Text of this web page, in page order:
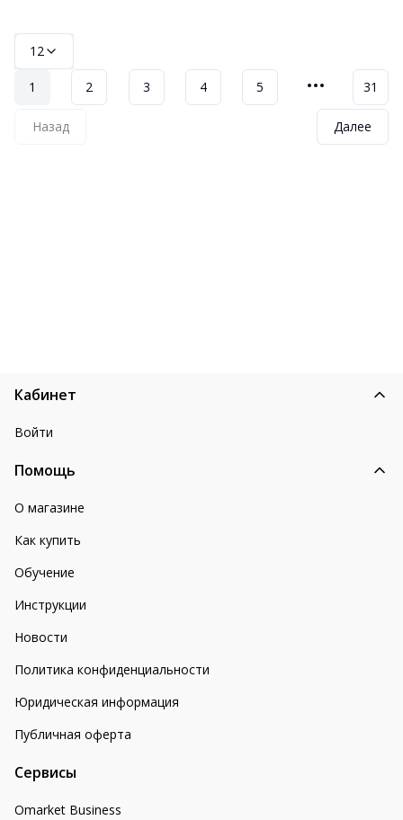
12
Назад
1 2 3 4 5 31
Далее
Кабинет
Войти
Помощь
О магазине
Как купить
Обучение
Инструкции
Новости
Политика конфиденциальности
Юридическая информация
Публичная оферта
Сервисы
Omarket Business